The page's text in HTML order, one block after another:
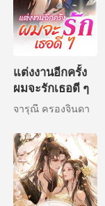
แต่งงานอีกครั้ง
ผมจะรักเธอดี ๆ
จารุณี ครองจินดา